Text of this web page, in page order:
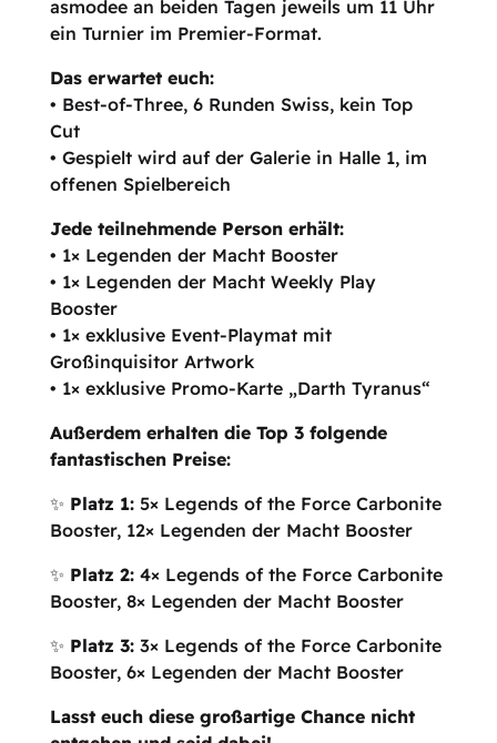
asmodee an beiden Tagen jeweils um 11 Uhr
ein Turnier im Premier-Format.
Das erwartet euch:
• Best-of-Three, 6 Runden Swiss, kein Top
Cut
• Gespielt wird auf der Galerie in Halle 1, im
offenen Spielbereich
Jede teilnehmende Person erhält:
• 1× Legenden der Macht Booster
• 1× Legenden der Macht Weekly Play
Booster
• 1× exklusive Event-Playmat mit
Großinquisitor Artwork
• 1× exklusive Promo-Karte „Darth Tyranus“
Außerdem erhalten die Top 3 folgende
fantastischen Preise:
✨ Platz 1:5× Legends of the Force Carbonite
Booster, 12× Legenden der Macht Booster
✨ Platz 2:4× Legends of the Force Carbonite
Booster, 8× Legenden der Macht Booster
✨ Platz 3:3× Legends of the Force Carbonite
Booster, 6× Legenden der Macht Booster
Lasst euch diese großartige Chance nicht